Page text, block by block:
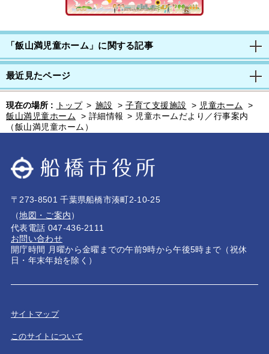
「飯山満児童ホーム」に関する記事
最近見たページ
現在の場所 : トップ > 施設 > 子育て支援施設 > 児童ホーム
>
飯山満児童ホーム
> 詳細情報 > 児童ホームだより／行事案内
（飯山満児童ホーム）
〒273-8501 千葉県船橋市湊町2-10-25
（地図・ご案内）
代表電話 047-436-2111
お問い合わせ
開庁時間 月曜から金曜までの午前9時から午後5時まで（祝休
日・年末年始を除く）
サイトマップ
このサイトについて